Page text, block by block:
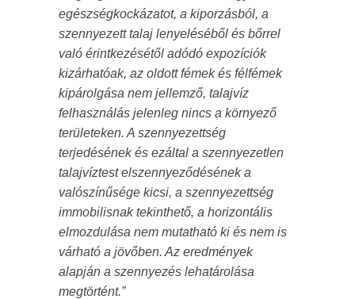
egészségkockázatot, a kiporzásból, a
szennyezett talaj lenyeléséből és bőrrel
való érintkezésétől adódó expozíciók
kizárhatóak, az oldott fémek és félfémek
kipárolgása nem jellemző, talajvíz
felhasználás jelenleg nincs a környező
területeken. A szennyezettség
terjedésének és ezáltal a szennyezetlen
talajvíztest elszennyeződésének a
valószínűsége kicsi, a szennyezettség
immobilisnak tekinthető, a horizontális
elmozdulása nem mutatható ki és nem is
várható a jövőben. Az eredmények
alapján a szennyezés lehatárolása
megtörtént.”